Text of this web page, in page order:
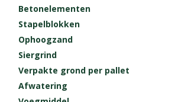
Betonelementen
Stapelblokken
Ophoogzand
Siergrind
Verpakte grond per pallet
Afwatering